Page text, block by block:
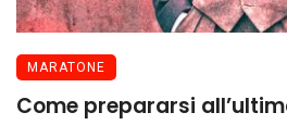
MARATONE
Come prepararsi